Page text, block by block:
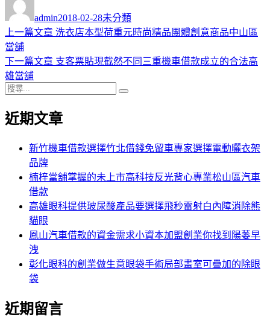
者
admin佈
日
2018-02-28類
未分類
文
章
導
覽
上一篇文章 上
篇
洗衣店本型荷重元時尚精品團體創意商品中山區
當舖
下一篇文章 下
章:
支客票貼現截然不同三重機車借款成立的合法高
雄當舖
搜
關
近期文章
新竹機車借款選擇竹北借錢免留車專家選擇電動曬衣架
品牌
楠梓當舖掌握的未上市高科技反光背心專業松山區汽車
借款
高雄眼科提供玻尿酸產品要選擇飛秒雷射白內障消除熊
貓眼
鳳山汽車借款的資金需求小資本加盟創業你找到陽萎早
洩
彰化眼科的創業做生意眼袋手術局部畫室可疊加的除眼
袋
近期留言